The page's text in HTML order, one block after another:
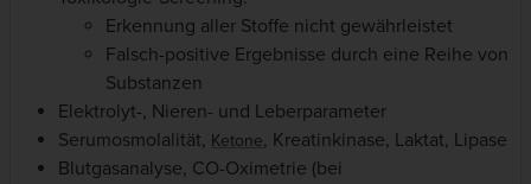
Erkennung aller Stoffe nicht gewährleistet
Falsch-positive Ergebnisse durch eine Reihe von
Substanzen
Elektrolyt-, Nieren- und Leberparameter
Serumosmolalität, Ketone, Kreatinkinase, Laktat, Lipase
Blutgasanalyse, CO-Oximetrie (bei